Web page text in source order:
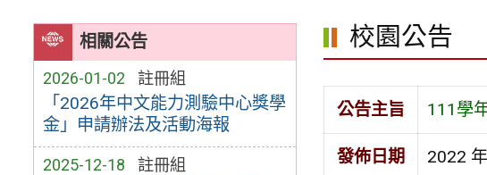
相關公告
2026-01-02 註冊組
「2026年中文能力測驗中心獎學
金」申請辦法及活動海報
2025-12-18 註冊組
校園公告
公告主旨 111學
發佈日期 2022